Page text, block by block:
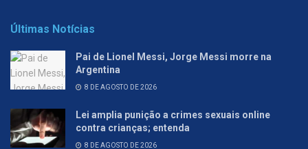
Últimas Notícias
Pai de Lionel Messi, Jorge Messi morre na
Argentina
8 DE AGOSTO DE 2026
Lei amplia punição a crimes sexuais online
contra crianças; entenda
8 DE AGOSTO DE 2026